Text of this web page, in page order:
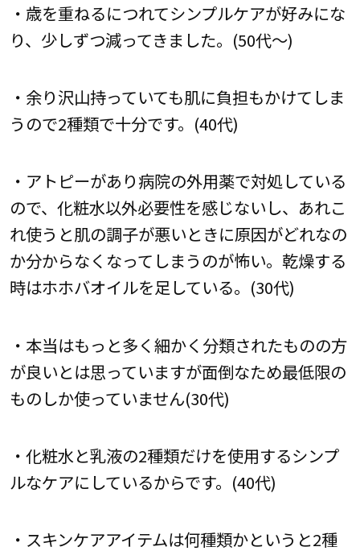
・歳を重ねるにつれてシンプルケアが好みにな
り、少しずつ減ってきました。(50代～)
・余り沢山持っていても肌に負担もかけてしま
うので2種類で十分です。(40代)
・アトピーがあり病院の外用薬で対処している
ので、化粧水以外必要性を感じないし、あれこ
れ使うと肌の調子が悪いときに原因がどれなの
か分からなくなってしまうのが怖い。乾燥する
時はホホバオイルを足している。(30代)
・本当はもっと多く細かく分類されたものの方
が良いとは思っていますが面倒なため最低限の
ものしか使っていません(30代)
・化粧水と乳液の2種類だけを使用するシンプ
ルなケアにしているからです。(40代)
・スキンケアアイテムは何種類かというと2種